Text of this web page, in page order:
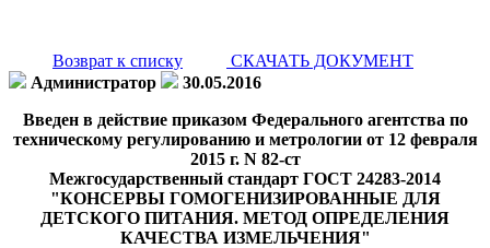
Возврат к списку
СКАЧАТЬ ДОКУМЕНТ
Администратор
30.05.2016
Введен в действие приказом Федерального агентства по
техническому регулированию и метрологии от 12 февраля
2015 г. N 82-ст
Межгосударственный стандарт ГОСТ 24283-2014
"КОНСЕРВЫ ГОМОГЕНИЗИРОВАННЫЕ ДЛЯ
ДЕТСКОГО ПИТАНИЯ. МЕТОД ОПРЕДЕЛЕНИЯ
КАЧЕСТВА ИЗМЕЛЬЧЕНИЯ"